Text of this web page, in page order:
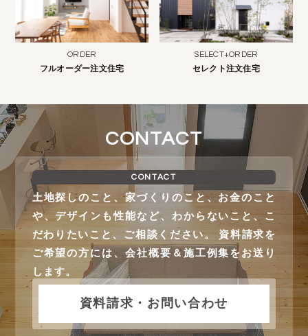
ORDER
フルオーダー注文住宅
SELECT+ORDER
セレクト注文住宅
CONTACT
CONTACT
土地探しのこと、家づくりのこと、お金のこと
や、デザインも性能など、わからないこと、こ
だわりたいこと、ご相談ください。 資料請求を
ご希望の方には、会社概要＆施工例集をお送り
します。
資料請求・お問い合わせ